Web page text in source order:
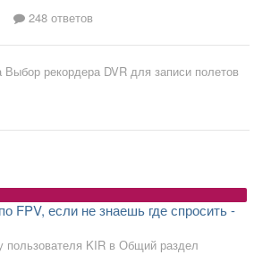
248 ответов
Выбор рекордера DVR для записи полетов
FPV, если не знаешь где спросить -
пользователя KIR в Общий раздел